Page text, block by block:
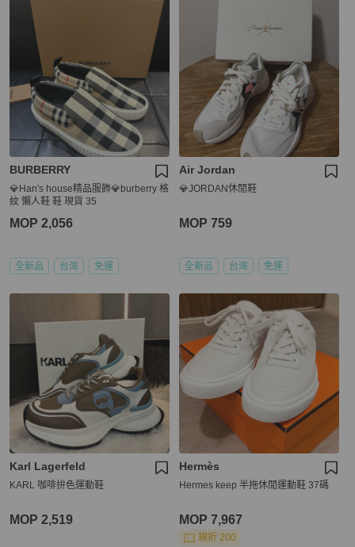
BURBERRY
💎Han's house精品服飾💎burberry 格
紋 懶人鞋 鞋 現貨 35
MOP 2,056
全新品 台灣 免運
Air Jordan
💎JORDAN休閒鞋
MOP 759
全新品 台灣 免運
Karl Lagerfeld
KARL 咖啡拚色運動鞋
MOP 2,519
Hermès
Hermes keep 半拖休閒運動鞋 37碼
MOP 7,967
現折 200